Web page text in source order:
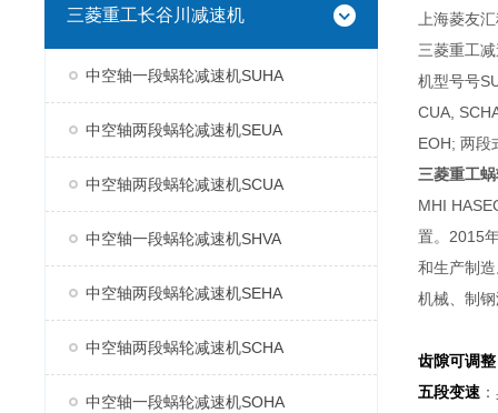
三菱重工长谷川减速机
中空轴一段蜗轮减速机SUHA
中空轴两段蜗轮减速机SEUA
中空轴两段蜗轮减速机SCUA
中空轴一段蜗轮减速机SHVA
中空轴两段蜗轮减速机SEHA
中空轴两段蜗轮减速机SCHA
中空轴一段蜗轮减速机SOHA
上海菱友
三菱重工
机型号号
CUA,
EOH; 两段
三菱重工
MHI
置。2015
和生产制
机械、制
齿隙可调整
五段变速